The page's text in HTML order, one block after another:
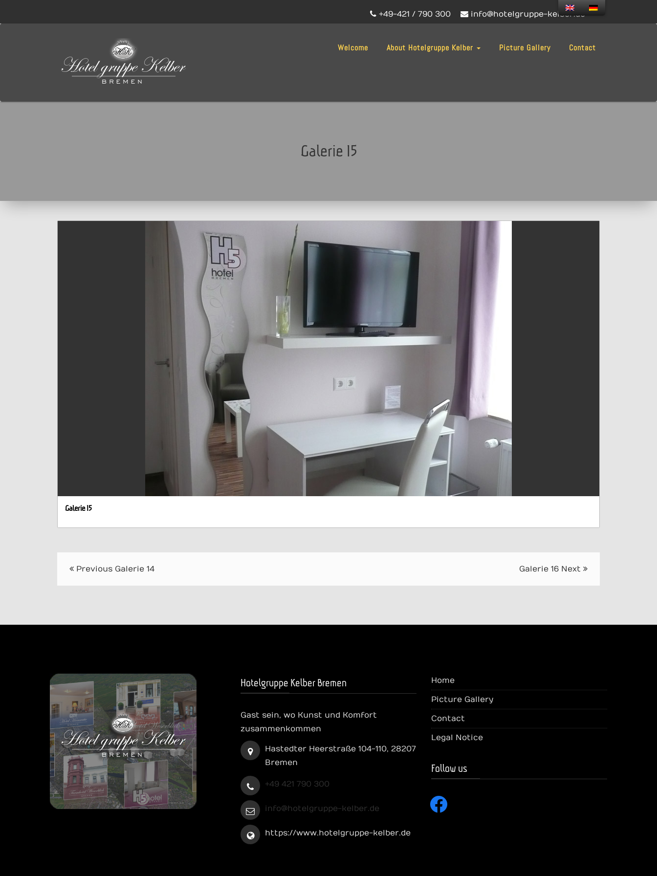
+49-421 / 790 300 info@hotelgruppe-kelber.de
Welcome About Hotelgruppe Kelber Picture Gallery Contact
Galerie 15
Galerie 15
Post
Previous Galerie 14 Galerie 16 Next
Hotelgruppe Kelber Bremen
Gast sein, wo Kunst und Komfort
zusammenkommen
Hastedter Heerstraße 104-110, 28207
Bremen
+49 421 790 300
info@hotelgruppe-kelber.de
https://www.hotelgruppe-kelber.de
Home
Picture Gallery
Contact
Legal Notice
Follow us
facebook